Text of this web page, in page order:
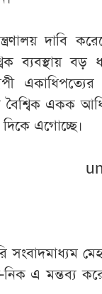
দাবি
ব্যবস্থায়
বৈশ্বিক
দিকে এগোচ্ছে।
নিক এ মন্তব্য